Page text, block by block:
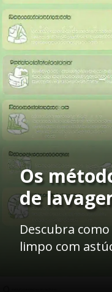
Os
de
Descubra
limpo com